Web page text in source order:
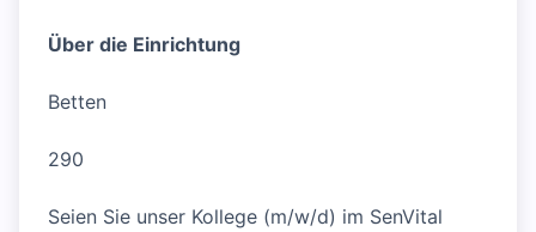
Über die Einrichtung
Betten
290
Seien Sie unser Kollege (m/w/d) im SenVital